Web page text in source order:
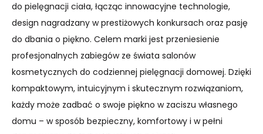
do pielęgnacji ciała, łącząc innowacyjne technologie,
design nagradzany w prestiżowych konkursach oraz pasję
do dbania o piękno. Celem marki jest przeniesienie
profesjonalnych zabiegów ze świata salonów
kosmetycznych do codziennej pielęgnacji domowej. Dzięki
kompaktowym, intuicyjnym i skutecznym rozwiązaniom,
każdy może zadbać o swoje piękno w zaciszu własnego
domu – w sposób bezpieczny, komfortowy i w pełni